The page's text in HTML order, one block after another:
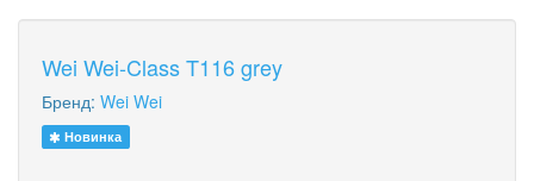
Wei Wei-Class T116 grey
Бренд: Wei Wei
Новинка